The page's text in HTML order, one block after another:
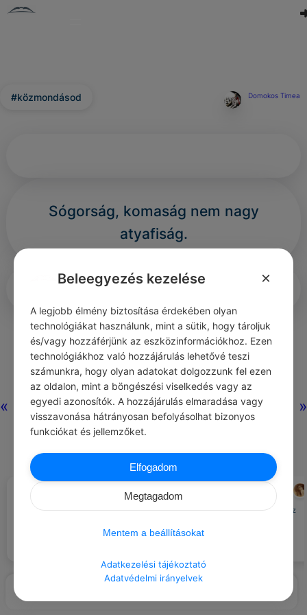
« »
#közmondásod Domokos Timea
Sógorság, komaság nem nagy
atyafiság.
0 412
#LÉGY HÁLÁS …
Azért, amikor valaki visszaadja az
NÉMETH LÁSZLÓ
Milyen öröm örömet okozni! S az
szánják rá magukat.
Beleegyezés kezelése ×
A legjobb élmény biztosítása érdekében olyan
technológiákat használunk, mint a sütik, hogy tároljuk
és/vagy hozzáférjünk az eszközinformációkhoz. Ezen
technológiákhoz való hozzájárulás lehetővé teszi
számunkra, hogy olyan adatokat dolgozzunk fel ezen
az oldalon, mint a böngészési viselkedés vagy az
egyedi azonosítók. A hozzájárulás elmaradása vagy
visszavonása hátrányosan befolyásolhat bizonyos
funkciókat és jellemzőket.
Elfogadom
Megtagadom
Mentem a beállításokat
Adatkezelési tájékoztató
Adatvédelmi irányelvek